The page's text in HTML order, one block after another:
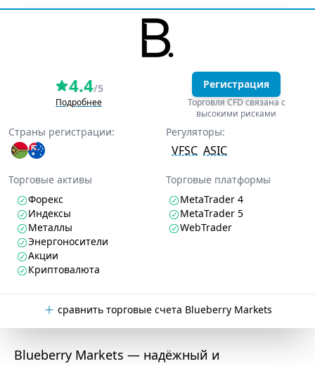
4.4/5
Подробнее
Регистрация
Торговля CFD связана с
высокими рисками
Страны регистрации: Регуляторы:
VFSC ASIC
Торговые активы
Форекс
Индексы
Металлы
Энергоносители
Акции
Криптовалюта
Торговые платформы
MetaTrader 4
MetaTrader 5
WebTrader
сравнить торговые счета Blueberry Markets
Blueberry Markets — надёжный и